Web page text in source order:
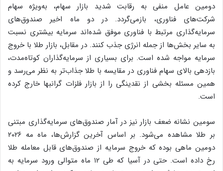
دومین عامل منفی به رقابت شدید بازار سهام، به‌ویژه سهام
شرکت‌های فناوری، بازمی‌گردد. در دو ماه اخیر صندوق‌های
سرمایه‌گذاری مرتبط با فناوری موفق شده‌اند سرمایه بیشتری نسبت
به سایر بخش‌ها از جمله انرژی جذب کنند. در مقابل، بازار طلا با خروج
سرمایه مواجه شده است. برای بسیاری از سرمایه‌گذاران کوتاه‌مدت،
بازدهی بالای سهام فناوری در مقایسه با طلا جذاب‌تر به نظر می‌رسد و
همین مسئله بخشی از نقدینگی را از بازار فلزات گرانبها خارج کرده
است.
سومین نشانه ضعف بازار نیز در آمار صندوق‌های سرمایه‌گذاری مبتنی
بر طلا مشاهده می‌شود. بر اساس آخرین گزارش‌ها، ماه مه ۲۰۲۶
دومین ماهی بوده که خروج سرمایه از صندوق‌های قابل معامله طلا
رخ داده است. حتی در آسیا که طی ۱۲ ماه متوالی ورود سرمایه به